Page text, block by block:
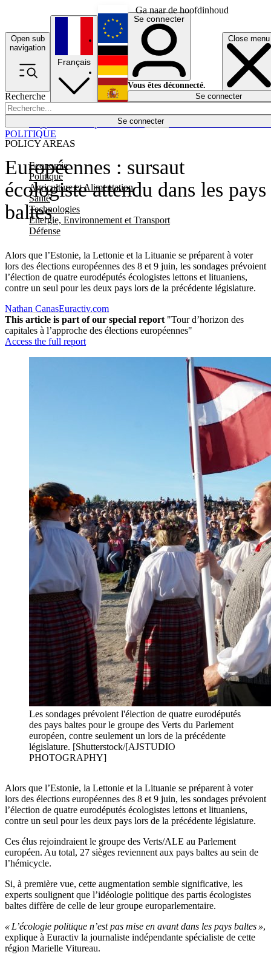
Ga naar de hoofdinhoud
Open sub
navigation
Close menu
Recherche
Se connecter
POLICY AREAS
Economie
Politique
Agriculture et Alimentation
Santé
Technologies
Energie, Environnement et Transport
Défense
Économie
Français
English
Deutsch
Español
Se connecter
Vous êtes déconnecté.
Se connecter
Européennes : sursaut
écologiste attendu dans les pays
baltes
Alors que l’Estonie, la Lettonie et la Lituanie se préparent à voter
lors des élections européennes des 8 et 9 juin, les sondages prévoient
l’élection de quatre eurodéputés écologistes lettons et lituaniens,
contre un seul pour les deux pays lors de la précédente législature.
POLITIQUE
Nathan CanasEuractiv.com
This article is part of our special report "Tour d’horizon des
capitales à l’approche des élections européennes"
Access the full report
Les sondages prévoient l'élection de quatre eurodéputés
des pays baltes pour le groupe des Verts du Parlement
européen, contre seulement un lors de la précédente
législature. [Shutterstock/[AJSTUDIO
PHOTOGRAPHY]
Alors que l’Estonie, la Lettonie et la Lituanie se préparent à voter
lors des élections européennes des 8 et 9 juin, les sondages prévoient
l’élection de quatre eurodéputés écologistes lettons et lituaniens,
contre un seul pour les deux pays lors de la précédente législature.
Ces élus rejoindraient le groupe des Verts/ALE au Parlement
européen. Au total, 27 sièges reviennent aux pays baltes au sein de
l’hémicycle.
Si, à première vue, cette augmentation semble significative, les
experts soulignent que l’idéologie politique des partis écologistes
baltes diffère de celle de leur groupe europarlementaire.
« L’écologie politique n’est pas mise en avant dans les pays baltes »,
explique à Euractiv la journaliste indépendante spécialiste de cette
région Marielle Vitureau.